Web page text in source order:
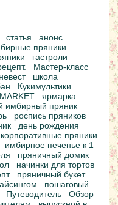
статья
анонс
пряники
гастроли
Мастер-класс
школа
Кукимультики
ярмарка
имбирный пряник
роспись пряников
день рождения
корпоративные пряники
имбирное печенье к 1
пряничный домик
начинки для тортов
пряничный букет
пошаговый
Путеводитель
Обзор